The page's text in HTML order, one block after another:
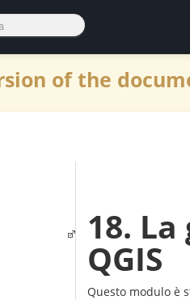
of the
18.
QGIS
Questo modulo è